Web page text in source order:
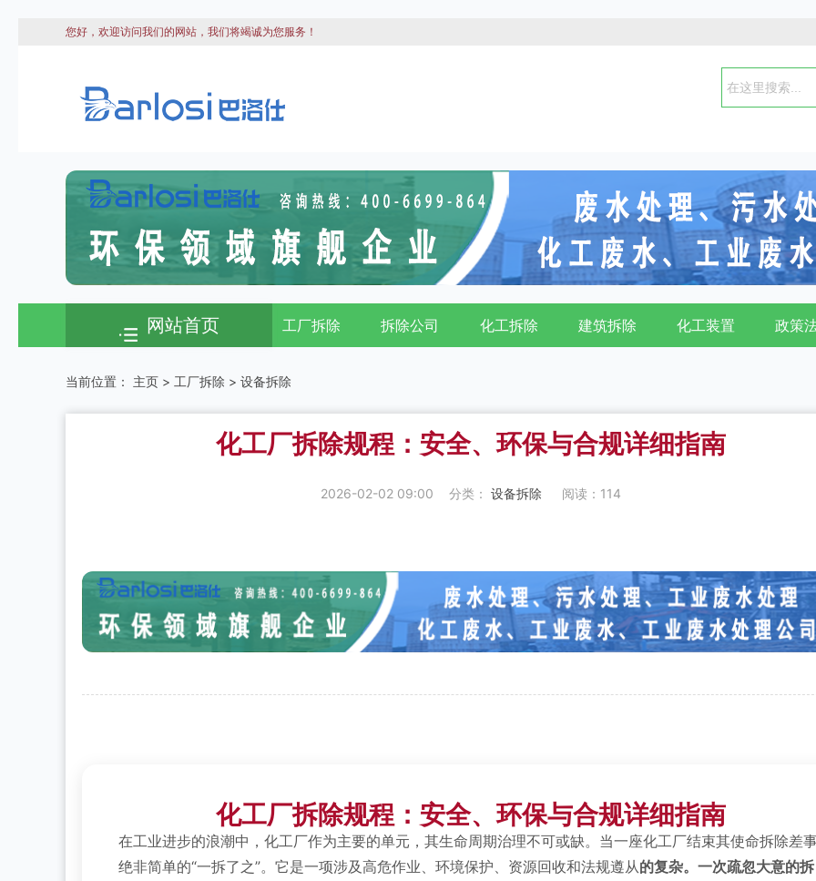
您好，欢迎访问我们的网站，我们将竭诚为您服务！
工厂拆除 拆除公司 化工拆除 建筑拆除 化工装置 政策
网站首页
当前位置： 主页 > 工厂拆除 > 设备拆除
化工厂拆除规程：安全、环保与合规详细指南
2026-02-02 09:00 分类：设备拆除 阅读： 114
化工厂拆除规程：安全、环保与合规详细指南
在工业进步的浪潮中，化工厂作为主要的单元，其生命周期治理不可或缺。当一座化工厂结束其使命拆除差
绝非简单的“一拆了之”。它是一项涉及高危作业、环境保护、资源回收和法规遵从的复杂。一次疏忽大意的拆